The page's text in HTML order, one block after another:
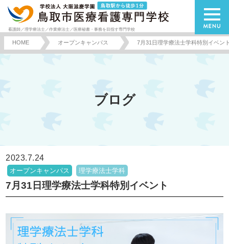
看護師／理学療法士／作業療法士／医療秘書・事務を目指す専門学校
HOME オープンキャンパス 7月31日理学療法士学科特別イベン
ブログ
2023.7.24
オープンキャンパス 理学療法士学科
7月31日理学療法士学科特別イベント